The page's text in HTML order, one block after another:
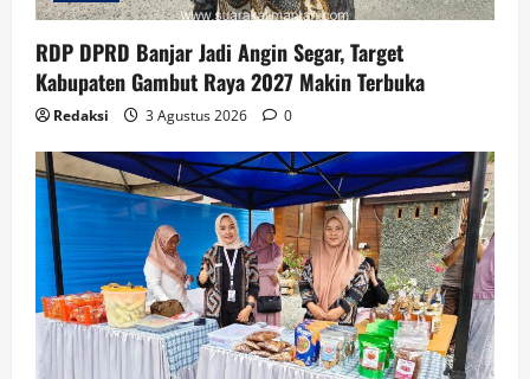
RDP DPRD Banjar Jadi Angin Segar, Target
Kabupaten Gambut Raya 2027 Makin Terbuka
Redaksi 3 Agustus 2026 0